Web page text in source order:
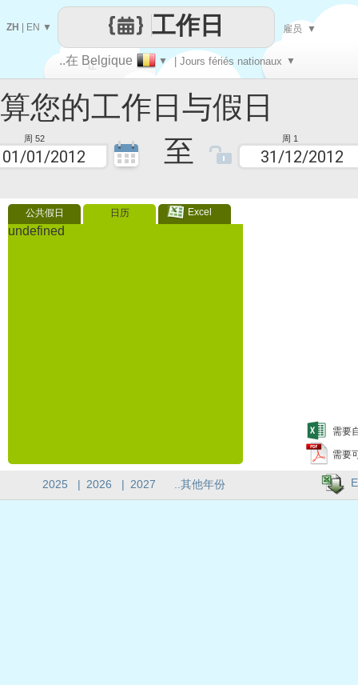
工作日与假日
周 52 至 周 1
公共假日 日历 Excel
undefined
需要
需要
让
每一天
..在 Belgique ▼ | Jours fériés nationaux ▼
工作日
ZH EN ▼ 雇员 ▼
2025 | 2026 | 2027 ..其他年份